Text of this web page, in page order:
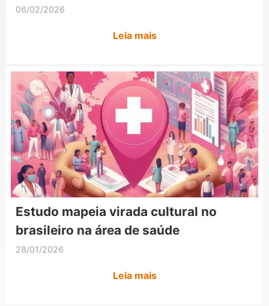
06/02/2026
Leia mais
Estudo mapeia virada cultural no
brasileiro na área de saúde
28/01/2026
Leia mais